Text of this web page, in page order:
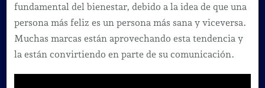
fundamental del bienestar, debido a la idea de que una
persona más feliz es un persona más sana y viceversa.
Muchas marcas están aprovechando esta tendencia y
la están convirtiendo en parte de su comunicación.